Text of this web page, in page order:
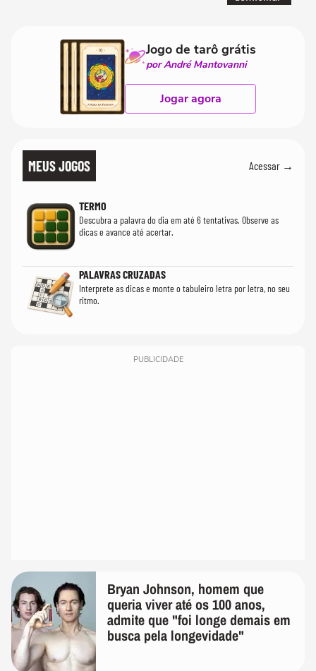
Jogo de tarô grátis
por André Mantovanni
Jogar agora
MEUS JOGOS Acessar →
TERMO
Descubra a palavra do dia em até 6 tentativas. Observe as
dicas e avance até acertar.
PALAVRAS CRUZADAS
Interprete as dicas e monte o tabuleiro letra por letra, no seu
ritmo.
PUBLICIDADE
Bryan Johnson, homem que
queria viver até os 100 anos,
admite que "foi longe demais em
busca pela longevidade"